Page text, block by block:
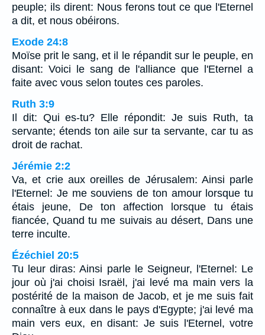
peuple; ils dirent: Nous ferons tout ce que l'Eternel
a dit, et nous obéirons.
Exode 24:8
Moïse prit le sang, et il le répandit sur le peuple, en
disant: Voici le sang de l'alliance que l'Eternel a
faite avec vous selon toutes ces paroles.
Ruth 3:9
Il dit: Qui es-tu? Elle répondit: Je suis Ruth, ta
servante; étends ton aile sur ta servante, car tu as
droit de rachat.
Jérémie 2:2
Va, et crie aux oreilles de Jérusalem: Ainsi parle
l'Eternel: Je me souviens de ton amour lorsque tu
étais jeune, De ton affection lorsque tu étais
fiancée, Quand tu me suivais au désert, Dans une
terre inculte.
Ézéchiel 20:5
Tu leur diras: Ainsi parle le Seigneur, l'Eternel: Le
jour où j'ai choisi Israël, j'ai levé ma main vers la
postérité de la maison de Jacob, et je me suis fait
connaître à eux dans le pays d'Egypte; j'ai levé ma
main vers eux, en disant: Je suis l'Eternel, votre